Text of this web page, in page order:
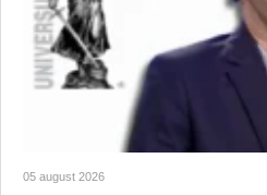
05 august 2026